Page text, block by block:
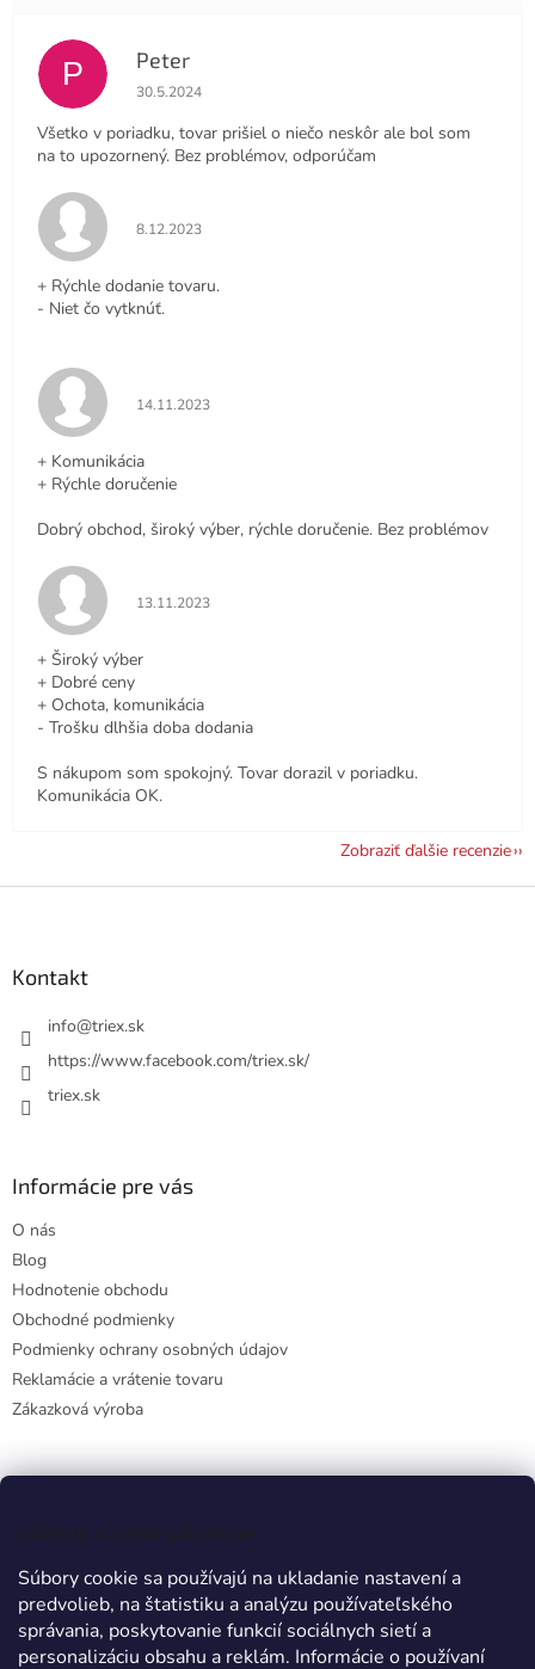
Vážime si vaše súkromie
Súbory cookie sa používajú na ukladanie nastavení a
predvolieb, na štatistiku a analýzu používateľského
správania, poskytovanie funkcií sociálnych sietí a
personalizáciu obsahu a reklám. Informácie o používaní
P Peter
Hodnotenie obchodu je 4 z 5 hviezdičiek.
30.5.2024
Všetko v poriadku, tovar prišiel o niečo neskôr ale bol som
na to upozornený. Bez problémov, odporúčam
Hodnotenie obchodu je 5 z 5 hviezdičiek.
8.12.2023
+ Rýchle dodanie tovaru.
- Niet čo vytknúť.
Hodnotenie obchodu je 5 z 5 hviezdičiek.
14.11.2023
+ Komunikácia
+ Rýchle doručenie
Dobrý obchod, široký výber, rýchle doručenie. Bez problémov
Hodnotenie obchodu je 5 z 5 hviezdičiek.
13.11.2023
+ Široký výber
+ Dobré ceny
+ Ochota, komunikácia
- Trošku dlhšia doba dodania
S nákupom som spokojný. Tovar dorazil v poriadku.
Komunikácia OK.
Zobraziť ďalšie recenzie
Kontakt
info@triex.sk
https://www.facebook.com/triex.sk/
triex.sk
Informácie pre vás
O nás
Blog
Hodnotenie obchodu
Obchodné podmienky
Podmienky ochrany osobných údajov
Reklamácie a vrátenie tovaru
Zákazková výroba
Prijímame online platby